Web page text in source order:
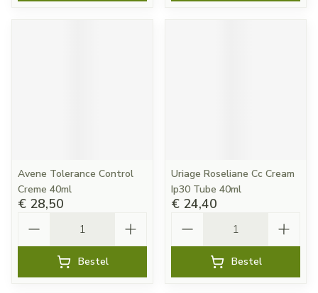
Avene Tolerance Control
Creme 40ml
€ 28,50
Bestel
Uriage Roseliane Cc Cream
Ip30 Tube 40ml
€ 24,40
Bestel